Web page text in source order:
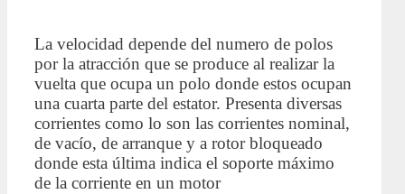
La velocidad depende del numero de polos
por la atracción que se produce al realizar la
vuelta que ocupa un polo donde estos ocupan
una cuarta parte del estator. Presenta diversas
corrientes como lo son las corrientes nominal,
de vacío, de arranque y a rotor bloqueado
donde esta última indica el soporte máximo
de la corriente en un motor